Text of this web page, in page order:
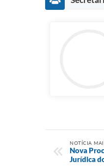
NOTÍCIA
Nova
Jurídica